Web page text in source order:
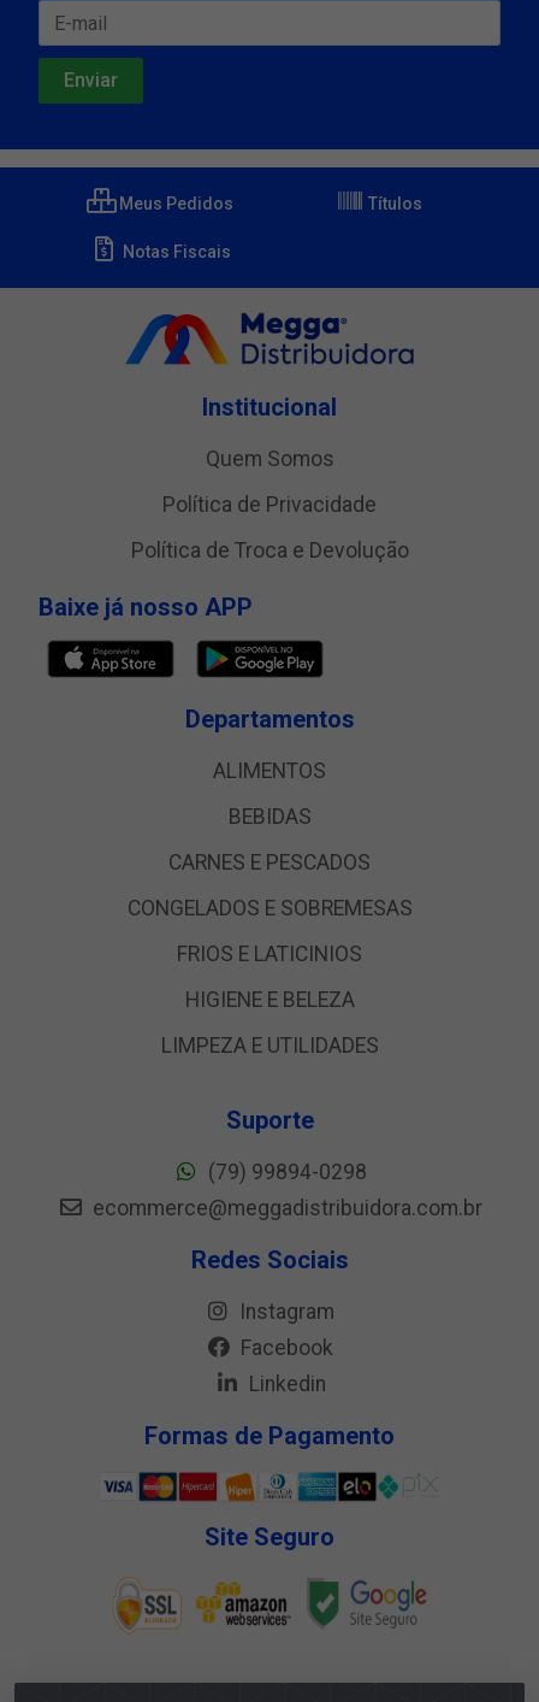
Meus Pedidos Títulos
Notas Fiscais
Institucional
Quem Somos
Política de Privacidade
Política de Troca e Devolução
Baixe já nosso APP
Departamentos
ALIMENTOS
BEBIDAS
CARNES E PESCADOS
CONGELADOS E SOBREMESAS
FRIOS E LATICINIOS
HIGIENE E BELEZA
LIMPEZA E UTILIDADES
Suporte
(79) 99894-0298
ecommerce@meggadistribuidora.com.br
Redes Sociais
Instagram
Facebook
Linkedin
Formas de Pagamento
Site Seguro